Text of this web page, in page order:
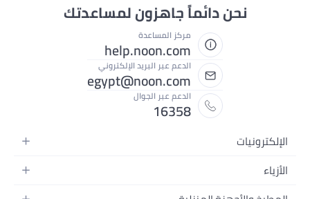
نحن دائماً جاهزون لمساعدتك
مركز المساعدة
help.noon.com
الدعم عبر البريد الإلكتروني
egypt@noon.com
الدعم عبر الجوال
16358
الإلكترونيات
الهواتف المتحركة
الأزياء
أزياء نسائية